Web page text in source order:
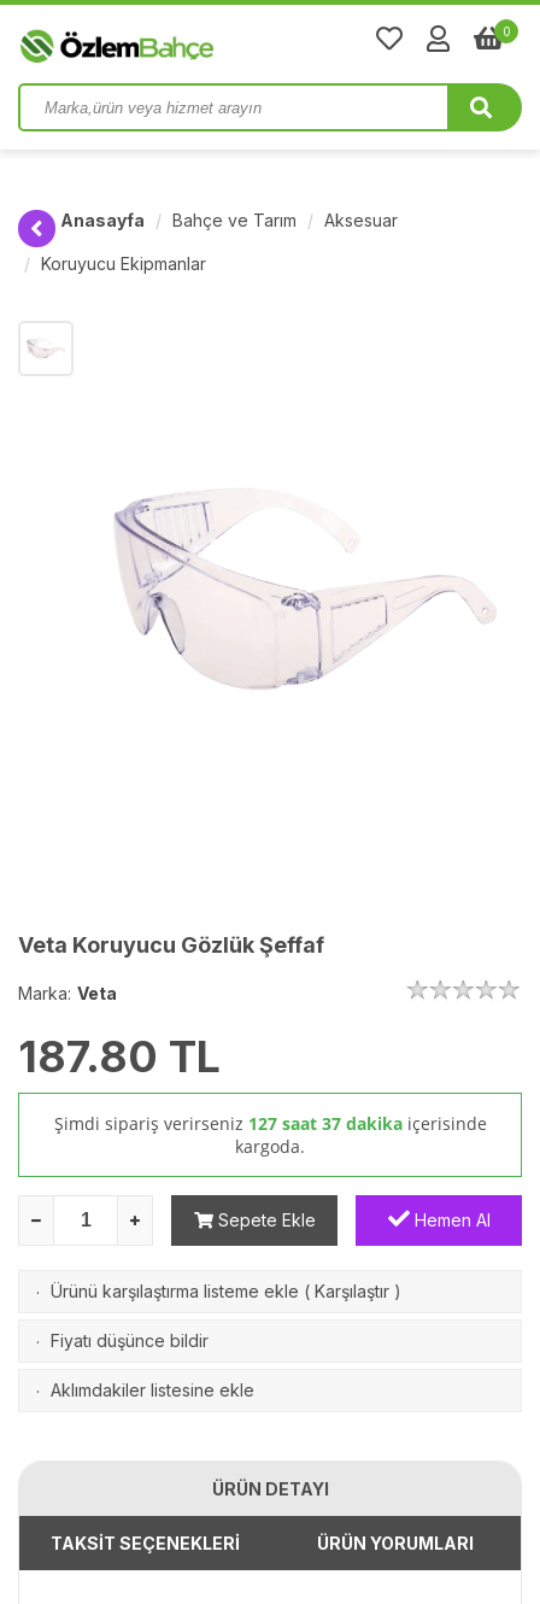
0
Anasayfa Bahçe ve Tarım Aksesuar
Koruyucu Ekipmanlar
Veta Koruyucu Gözlük Şeffaf
Marka: Veta
187.80 TL
Şimdi sipariş verirseniz 127 saat 37 dakika içerisinde
kargoda.
Sepete Ekle Hemen Al
· Ürünü karşılaştırma listeme ekle ( Karşılaştır )
· Fiyatı düşünce bildir
· Aklımdakiler listesine ekle
ÜRÜN DETAYI
TAKSİT SEÇENEKLERİ ÜRÜN YORUMLARI